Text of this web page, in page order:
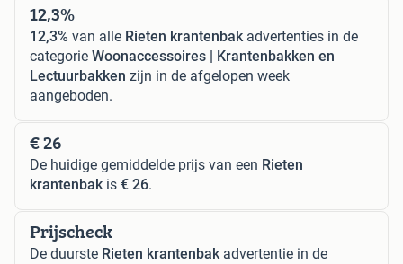
12,3%
12,3% van alle Rieten krantenbakadvertenties in de
categorie Woonaccessoires | Krantenbakken en
Lectuurbakken zijn in de afgelopen week
aangeboden.
€ 26
De huidige gemiddelde prijs van een Rieten
krantenbakis € 26.
Prijscheck
De duurste Rieten krantenbakadvertentie in de